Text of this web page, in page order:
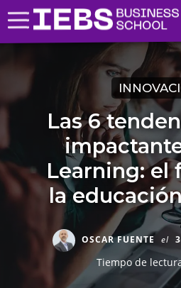
Las 6
Learning: el
la
OSCAR FUENTE el
Tiempo de